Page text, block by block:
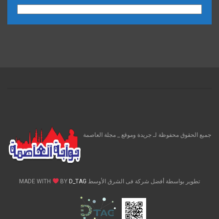
جميع الحقوق محفوظة لـ جريدة وموقع _ مجلة العاصمة
تطوير بواسطة أفضل شركة فى الشرق الأوسط MADE WITH BY D_TAG